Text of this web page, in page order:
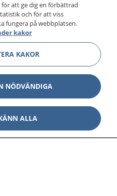
Visa
Visa
att ge dig en förbättrad
och för att viss
fungera på webbplatsen.
kakor
KAKOR
NÖDVÄNDIGA
ALLA